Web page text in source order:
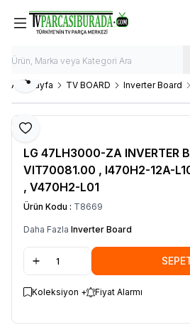
Ana Sayfa TV BOARD Inverter Board
Favoriye Ekle
Paylaş
LG
LG 47LH3000-ZA INVERTER
VIT70081.00 , I470H2-12A-
, V470H2-L01
Ürün Kodu : T8669
Daha Fazla Inverter Board
Koleksiyon + Fiyat Alarmı